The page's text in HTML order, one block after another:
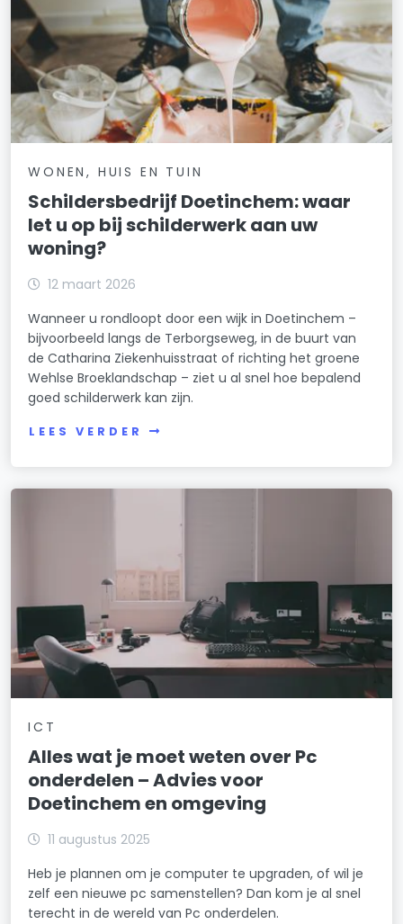
WONEN, HUIS EN TUIN
Schildersbedrijf Doetinchem: waar
let u op bij schilderwerk aan uw
woning?
12 maart 2026
Wanneer u rondloopt door een wijk in Doetinchem –
bijvoorbeeld langs de Terborgseweg, in de buurt van
de Catharina Ziekenhuisstraat of richting het groene
Wehlse Broeklandschap – ziet u al snel hoe bepalend
goed schilderwerk kan zijn.
LEES VERDER
ICT
Alles wat je moet weten over Pc
onderdelen – Advies voor
Doetinchem en omgeving
11 augustus 2025
Heb je plannen om je computer te upgraden, of wil je
zelf een nieuwe pc samenstellen? Dan kom je al snel
terecht in de wereld van Pc onderdelen.